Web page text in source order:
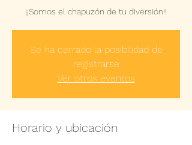
¡¡Somos el chapuzón de tu diversión!!
Se ha cerrado la posibilidad de
registrarse
Ver otros eventos
Horario y ubicación